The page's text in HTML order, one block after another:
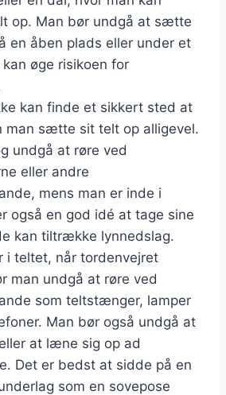
op. Man bør undgå at sætte
en åben plads eller under et
øge risikoen for
kan finde et sikkert sted at
man sætte sit telt op alligevel.
undgå at røre ved
eller andre
mens man er inde i
også en god idé at tage sine
kan tiltrække lynnedslag.
i teltet, når tordenvejret
man undgå at røre ved
som teltstænger, lamper
Man bør også undgå at
at læne sig op ad
Det er bedst at sidde på en
som en sovepose